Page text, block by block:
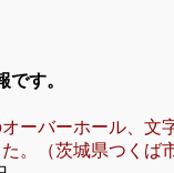
です。
ーバーホール、文
。（茨城県つくば